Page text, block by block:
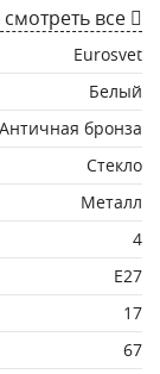
смотреть все
Eurosvet
Белый
Античная бронза
Стекло
Металл
4
E27
17
67